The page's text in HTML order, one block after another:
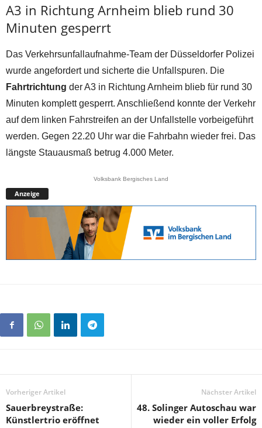
A3 in Richtung Arnheim blieb rund 30
Minuten gesperrt
Das Verkehrsunfallaufnahme-Team der Düsseldorfer Polizei
wurde angefordert und sicherte die Unfallspuren. Die
Fahrtrichtung der A3 in Richtung Arnheim blieb für rund 30
Minuten komplett gesperrt. Anschließend konnte der Verkehr
auf dem linken Fahrstreifen an der Unfallstelle vorbeigeführt
werden. Gegen 22.20 Uhr war die Fahrbahn wieder frei. Das
längste Stauausmaß betrug 4.000 Meter.
Volksbank Bergisches Land
Anzeige
Vorheriger Artikel
Sauerbreystraße:
Künstlertrio eröffnet
Nächster Artikel
48. Solinger Autoschau war
wieder ein voller Erfolg